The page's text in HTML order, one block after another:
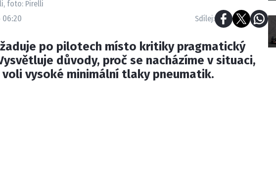
foto: Pirelli
06:20 Sdílej:
po pilotech místo kritiky pragmatický
důvody, proč se nacházíme v situaci,
voli vysoké minimální tlaky pneumatik.